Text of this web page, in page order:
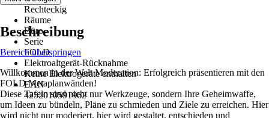
Rechteckig
Räume
Büro
Serie
FOLD
Elektroaltgerät-Rücknahme
Keine Elektrogeräte enthalten
EAN
4252010591962
Beschreibung
Bereich überspringen
Willkommen in der Welt Moderation: Erfolgreich präsentieren mit den
FOLD Metaplanwänden!
Diese Tafeln sind nicht nur Werkzeuge, sondern Ihre Geheimwaffe,
um Ideen zu bündeln, Pläne zu schmieden und Ziele zu erreichen. Hier
wird nicht nur moderiert, hier wird gestaltet, entschieden und